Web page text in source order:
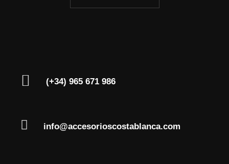
(+34) 965 671 986
info@accesorioscostablanca.com